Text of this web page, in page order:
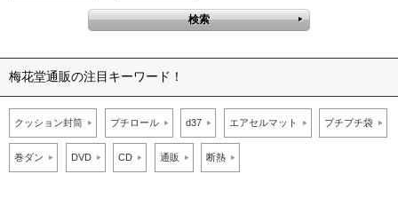
梅花堂通販の注目キーワード！
クッション封筒 プチロール d37 エアセルマット プチプチ袋
巻ダン DVD CD 通販 断熱